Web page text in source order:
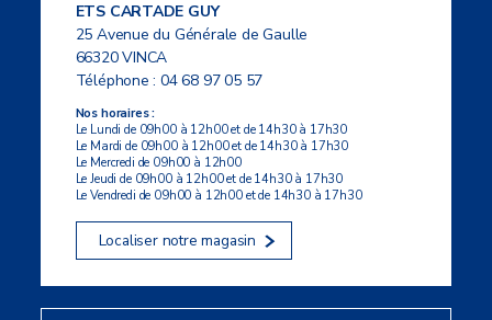
ETS CARTADE GUY
25 Avenue du Générale de Gaulle
66320 VINCA
Téléphone :04 68 97 05 57
Nos horaires :
Le Lundi de 09h00 à 12h00 et de 14h30 à 17h30
Le Mardi de 09h00 à 12h00 et de 14h30 à 17h30
Le Mercredi de 09h00 à 12h00
Le Jeudi de 09h00 à 12h00 et de 14h30 à 17h30
Le Vendredi de 09h00 à 12h00 et de 14h30 à 17h30
Localiser notre magasin